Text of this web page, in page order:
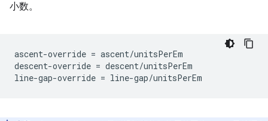
小数。
ascent-override = ascent/unitsPerEm
descent-override = descent/unitsPerEm